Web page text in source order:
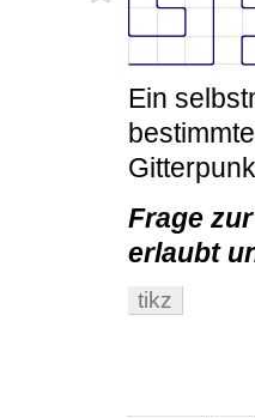
Ein
Frage
erlaubt
tikz